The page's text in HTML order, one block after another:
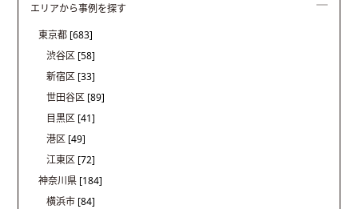
エリアから事例を探す
東京都 [683]
渋谷区 [58]
新宿区 [33]
世田谷区 [89]
目黒区 [41]
港区 [49]
江東区 [72]
神奈川県 [184]
横浜市 [84]